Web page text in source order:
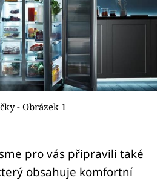
- Obrázek 1
pro vás připravili také
obsahuje komfortní